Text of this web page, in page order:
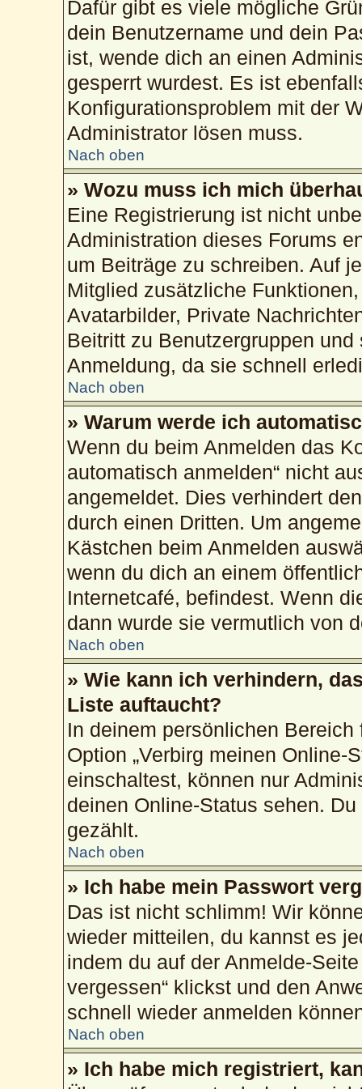
Dafür gibt es viele mögliche
dein Benutzername und dein
ist, wende dich an einen
gesperrt wurdest. Es ist
Konfigurationsproblem mit der
Administrator lösen muss.
Nach oben
» Wozu muss ich mich
Eine Registrierung ist nicht
Administration dieses Forums
um Beiträge zu schreiben. Auf
Mitglied zusätzliche
Avatarbilder, Private
Beitritt zu Benutzergruppen
Anmeldung, da sie schnell
Nach oben
» Warum werde ich
Wenn du beim Anmelden das
automatisch anmelden“ nicht
angemeldet. Dies verhindert
durch einen Dritten. Um
Kästchen beim Anmelden
wenn du dich an einem
Internetcafé, befindest. Wenn
dann wurde sie vermutlich von
Nach oben
» Wie kann ich verhindern,
Liste auftaucht?
In deinem persönlichen
Option „Verbirg meinen Online-
einschaltest, können nur
deinen Online-Status sehen.
gezählt.
Nach oben
» Ich habe mein Passwort
Das ist nicht schlimm! Wir
wieder mitteilen, du kannst es
indem du auf der Anmelde-
vergessen“ klickst und den
schnell wieder anmelden
Nach oben
» Ich habe mich registriert,